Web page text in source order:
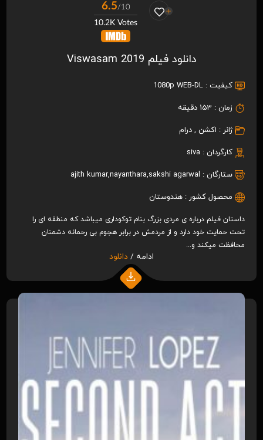
6.5/10
10.2K Votes
دانلود فیلم Viswasam 2019
کیفیت : 1080p WEB-DL
زمان : 153 دقیقه
ژانر : اکشن ,درام
کارگردان : siva
ستارگان : ajith kumar,nayanthara,sakshi agarwal
محصول کشور : هندوستان
داستان فیلم درباره ی مردی بزرگ بنام توکوداری میباشد که منطقه ای را
تحت حمایت خود دارد و از مردمش در برابر هجوم بی رحمانه دشمنان
محافظت میکند و...
ادامه / دانلود